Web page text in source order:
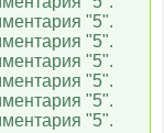
"5".
"5".
"5".
"5".
"5".
"5".